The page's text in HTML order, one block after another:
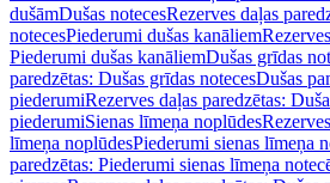
dušāmDušas notecesRezerves daļas
notecesPiederumi dušas kanāliem
Piederumi dušas kanāliemDušas grīdas
paredzētas: Dušas grīdas notecesDušas
piederumiRezerves daļas paredzētas:
piederumiSienas līmeņa noplūdes
līmeņa noplūdesPiederumi sienas līmeņa
paredzētas: Piederumi sienas līmeņa